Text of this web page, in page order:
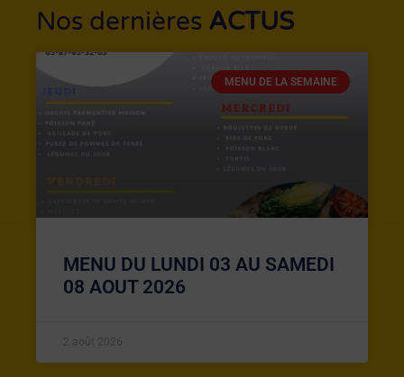
Nos dernières ACTUS
MENU DE LA SEMAINE
MENU DU LUNDI 03 AU SAMEDI
08 AOUT 2026
2 août 2026